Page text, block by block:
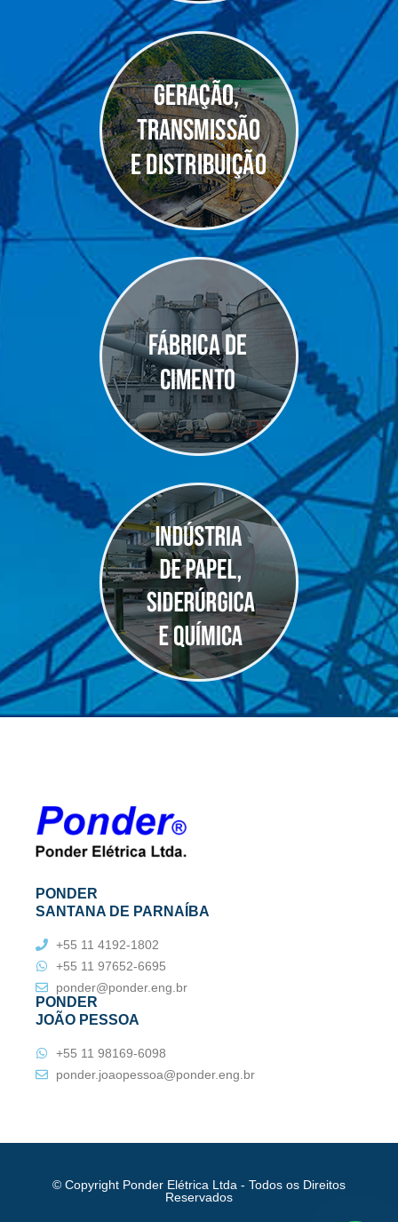
PONDER
SANTANA DE PARNAÍBA
+55 11 4192-1802
+55 11 97652-6695
ponder@ponder.eng.br
PONDER
JOÃO PESSOA
+55 11 98169-6098
ponder.joaopessoa@ponder.eng.br
© Copyright Ponder Elétrica Ltda - Todos os Direitos
Reservados